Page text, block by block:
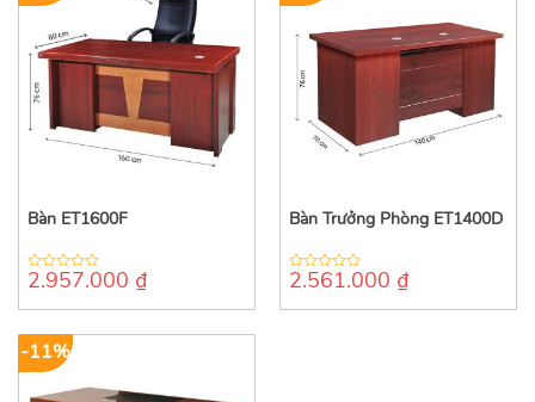
Bàn ET1600F
0
of
2.957.000 ₫
Bàn Trưởng Phòng ET1400D
0
of
2.561.000 ₫
-11%